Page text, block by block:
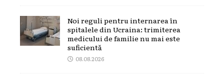
Noi reguli pentru internarea în
spitalele din Ucraina: trimiterea
medicului de familie nu mai este
suficientă
08.08.2026